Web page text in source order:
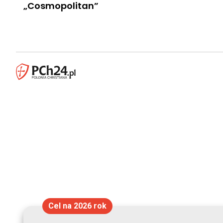
„Cosmopolitan”
Cel na 2026 rok